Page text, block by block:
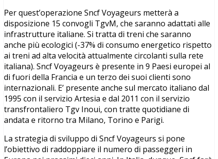
Per quest’operazione Sncf Voyageurs metterà a
disposizione 15 convogli TgvM, che saranno adattati alle
infrastrutture italiane. Si tratta di treni che saranno
anche più ecologici (-37% di consumo energetico rispetto
ai treni ad alta velocità attualmente circolanti sulla rete
italiana). Sncf Voyageurs è presente in 9 Paesi europei al
di fuori della Francia e un terzo dei suoi clienti sono
internazionali. E’ presente anche sul mercato italiano dal
1995 con il servizio Artesia e dal 2011 con il servizio
transfrontaliero Tgv Inoui, con tratte quotidiane di
andata e ritorno tra Milano, Torino e Parigi.
La strategia di sviluppo di Sncf Voyageurs si pone
l’obiettivo di raddoppiare il numero di passeggeri in